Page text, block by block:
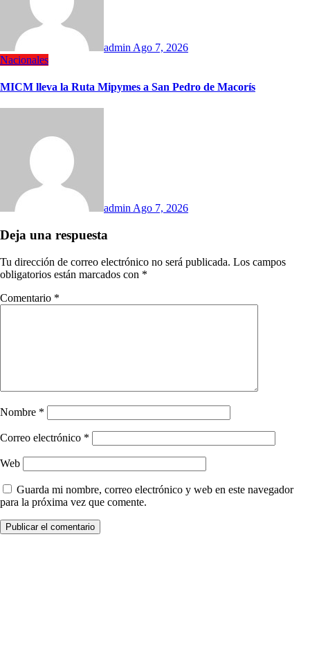
admin Ago 7, 2026
Nacionales
MICM lleva la Ruta Mipymes a San Pedro de Macorís
admin Ago 7, 2026
Deja una respuesta
Tu dirección de correo electrónico no será publicada. Los campos
obligatorios están marcados con *
Comentario *
Nombre *
Correo electrónico *
Web
Guarda mi nombre, correo electrónico y web en este navegador
para la próxima vez que comente.